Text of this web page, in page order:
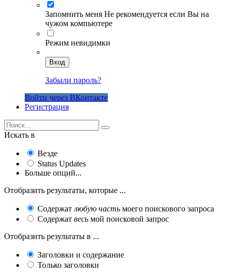
Запомнить меня Не рекомендуется если Вы на
чужом компьютере
Режим невидимки
Вход
Забыли пароль?
Войти через ВКонтакте
Регистрация
Искать в
Везде
Status Updates
Больше опций...
Отобразить результаты, которые ...
Содержат любую часть моего поискового запроса
Содержат весь мой поисковой запрос
Отобразить результаты в ...
Заголовки и содержание
Только заголовки